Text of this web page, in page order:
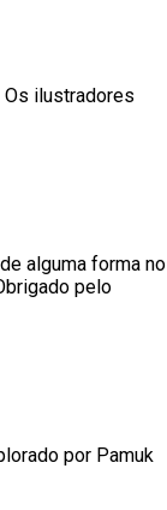
Os ilustradores
alguma forma no
pelo
por Pamuk